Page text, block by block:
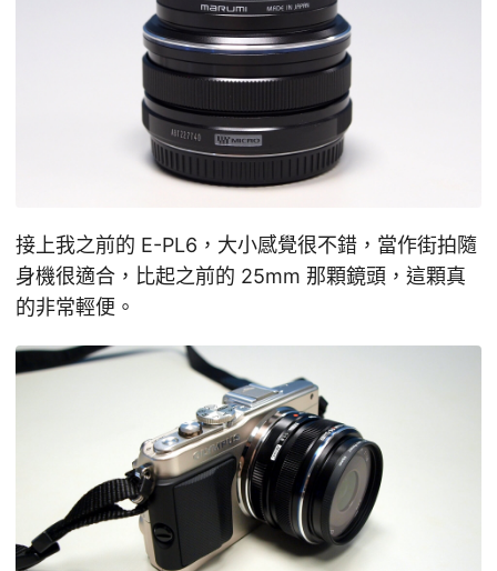
接上我之前的 E-PL6，大小感覺很不錯，當作街拍隨
身機很適合，比起之前的 25mm 那顆鏡頭，這顆真
的非常輕便。